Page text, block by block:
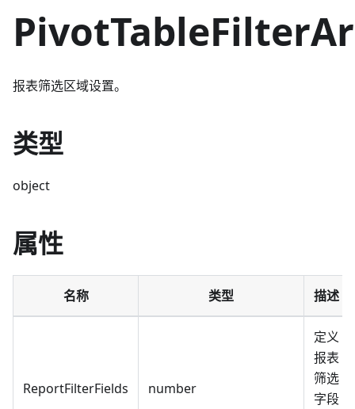
报表筛选区域设置。
类型
object
属性
名称 类型 描述
ReportFilterFields number
定义
报表
筛选
字段